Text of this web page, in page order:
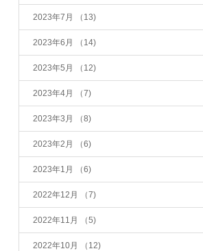
2023年7月 （13)
2023年6月 （14)
2023年5月 （12)
2023年4月 （7)
2023年3月 （8)
2023年2月 （6)
2023年1月 （6)
2022年12月 （7)
2022年11月 （5)
2022年10月 （12)